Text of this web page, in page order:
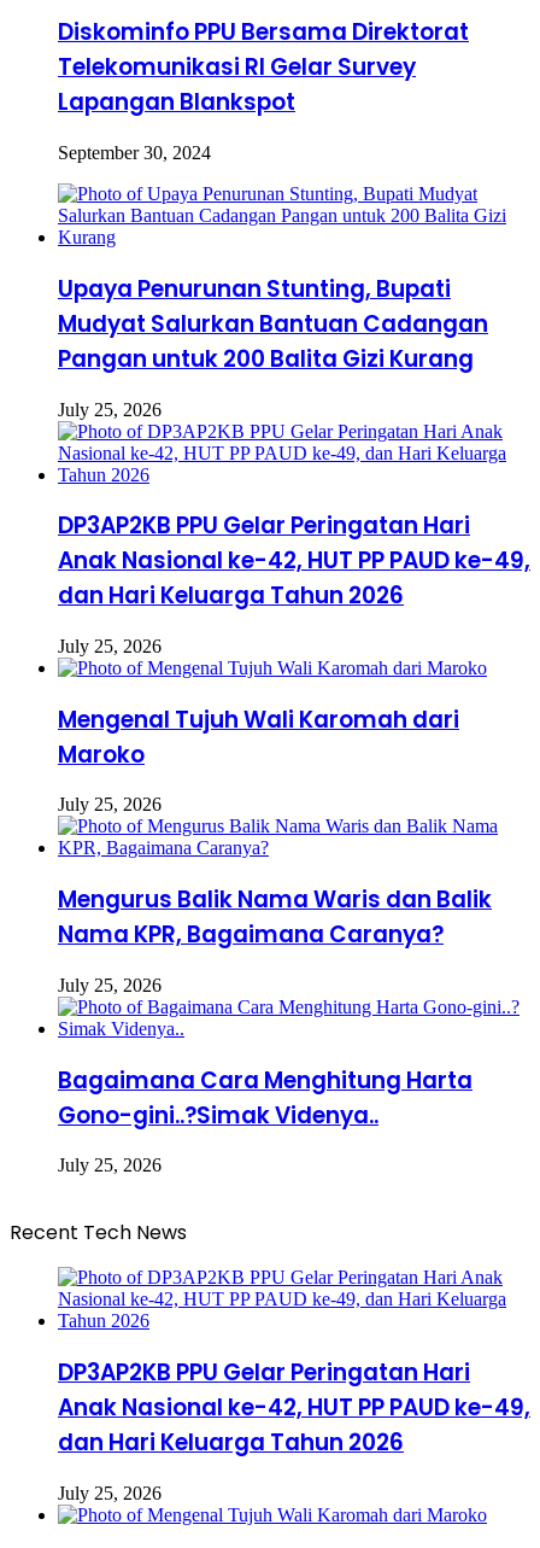
Diskominfo PPU Bersama Direktorat
Telekomunikasi RI Gelar Survey
Lapangan Blankspot
September 30, 2024
Upaya Penurunan Stunting, Bupati
Mudyat Salurkan Bantuan Cadangan
Pangan untuk 200 Balita Gizi Kurang
July 25, 2026
DP3AP2KB PPU Gelar Peringatan Hari
Anak Nasional ke-42, HUT PP PAUD ke-49,
dan Hari Keluarga Tahun 2026
July 25, 2026
Mengenal Tujuh Wali Karomah dari
Maroko
July 25, 2026
Mengurus Balik Nama Waris dan Balik
Nama KPR, Bagaimana Caranya?
July 25, 2026
Bagaimana Cara Menghitung Harta
Gono-gini..?Simak Videnya..
July 25, 2026
Recent Tech News
DP3AP2KB PPU Gelar Peringatan Hari
Anak Nasional ke-42, HUT PP PAUD ke-49,
dan Hari Keluarga Tahun 2026
July 25, 2026